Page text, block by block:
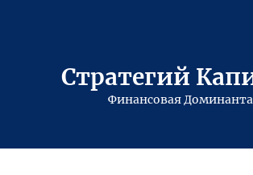
Стратегий
Финансовая Доминанта